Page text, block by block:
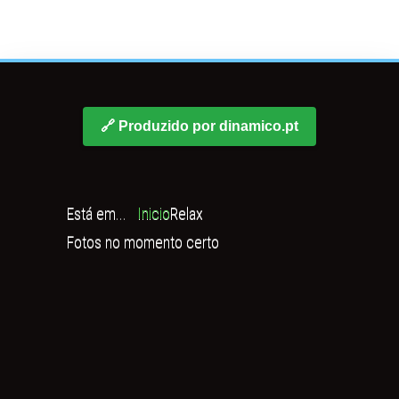
🔗 Produzido por dinamico.pt
Está em... InicioRelax
Fotos no momento certo